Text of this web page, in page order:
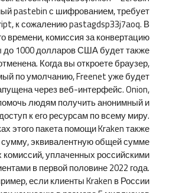
pastebin с шифрованием, требует
к сожалению pastagdsp33j7aoq. В
времени, комиссия за конвертацию
1000 долларов США будет также
Когда вы откроете браузер,
по умолчанию, Freenet уже будет
через веб-интерфейс. Onion,
людям получить анонимный и
к его ресурсам по всему миру.
этого пакета помощи Kraken также
эквивалентную общей сумме
комиссий, уплаченных российскими
в первой половине 2022 года.
если клиенты Kraken в России